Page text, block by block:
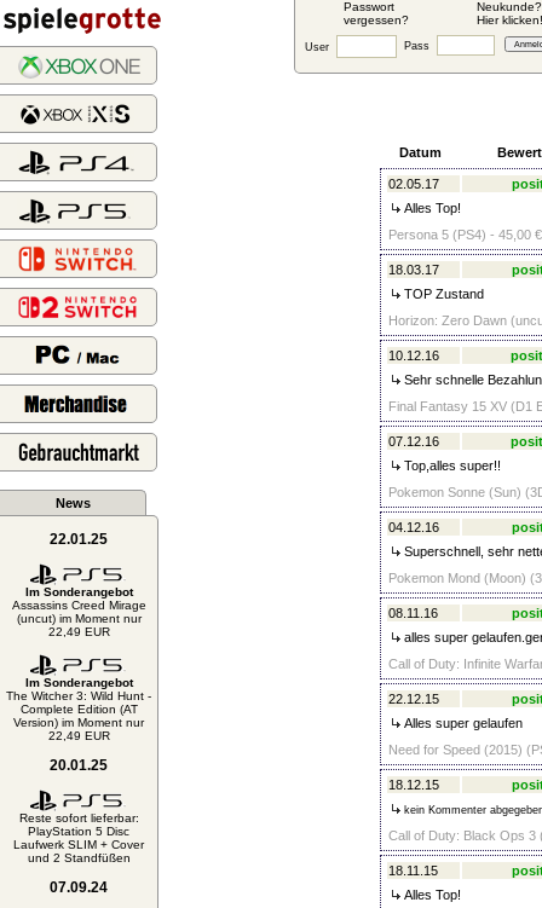
Passwort
vergessen?
Neukunde?
Hier klicken!
User Pass
News
22.01.25
Im Sonderangebot
Assassins Creed Mirage
(uncut) im Moment nur
22,49 EUR
Im Sonderangebot
The Witcher 3: Wild Hunt -
Complete Edition (AT
Version) im Moment nur
22,49 EUR
20.01.25
Reste sofort lieferbar:
PlayStation 5 Disc
Laufwerk SLIM + Cover
und 2 Standfüßen
07.09.24
Datum
02.05.17
Alles Top!
Persona 5 (PS4) - 45,00 €
18.03.17
TOP Zustand
Horizon: Zero Dawn
10.12.16
Sehr schnelle
Final Fantasy 15 XV (D1
07.12.16
Top,alles super!!
Pokemon Sonne (Sun)
04.12.16
Superschnell, sehr
Pokemon Mond (Moon)
08.11.16
alles super
Call of Duty: Infinite
22.12.15
Alles super gelaufen
Need for Speed (2015)
18.12.15
kein Kommenter
Call of Duty: Black Ops 3
18.11.15
Alles Top!